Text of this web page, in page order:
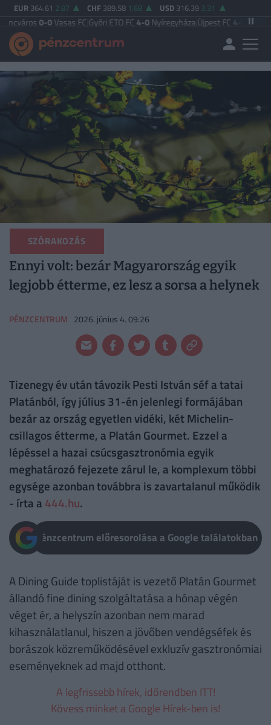
EUR 364.61 2.87 CHF 389.58 1.68 USD 316.39 3.31
0Vasas FC|Győri ETO FC4-0Nyíregyháza|Újpest FC4-2Debreceni VSC
SZÓRAKOZÁS
Ennyi volt: bezár Magyarország egyik
legjobb étterme, ez lesz a sorsa a helynek
PÉNZCENTRUM 2026. június 4. 09:26
Tizenegy év után távozik Pesti István séf a tatai
Platánból, így július 31-én jelenlegi formájában
bezár az ország egyetlen vidéki, két Michelin-
csillagos étterme, a Platán Gourmet. Ezzel a
lépéssel a hazai csúcsgasztronómia egyik
meghatározó fejezete zárul le, a komplexum többi
egysége azonban továbbra is zavartalanul működik
- írta a 444.hu.
Pénzcentrum előresorolása a Google találatokban
A Dining Guide toplistáját is vezető Platán Gourmet
állandó fine dining szolgáltatása a hónap végén
véget ér, a helyszín azonban nem marad
kihasználatlanul, hiszen a jövőben vendégséfek és
borászok közreműködésével exkluzív gasztronómiai
eseményeknek ad majd otthont.
A legfrissebb hírek, időrendben ITT!
Kövess minket a Google Hírek-ben is!